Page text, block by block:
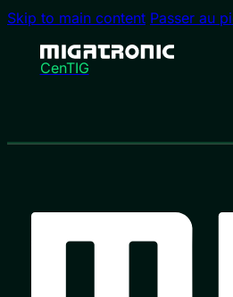
Skip to main content Passer au
CenTIG